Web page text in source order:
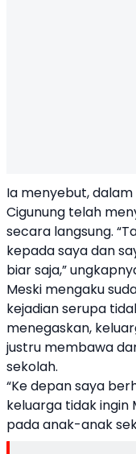
Ia menyebut,
Cigunung telah
secara langsung.
kepada saya dan
biar saja,”
Meski mengaku
kejadian serupa
menegaskan,
justru membawa
sekolah.
“Ke depan saya
keluarga tidak ingin
pada anak-anak